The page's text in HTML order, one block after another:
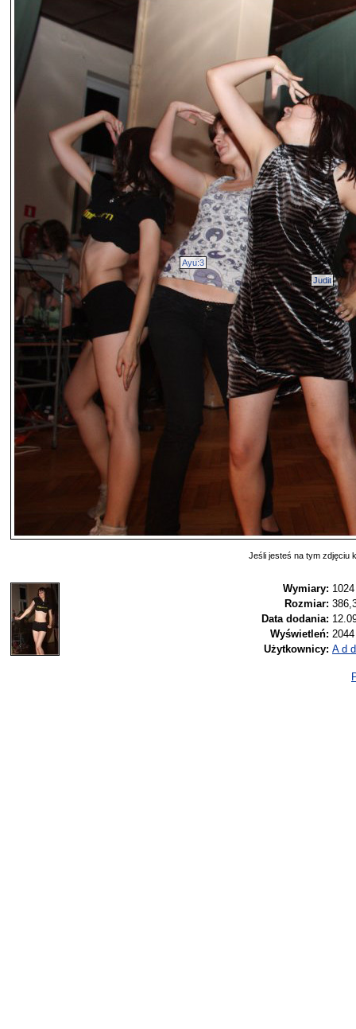
Ayu:3
Judit
Jeśli jesteś na tym zdjęciu
Wymiary:
Rozmiar:
Data dodania:
Wyświetleń: 2044
Użytkownicy: A d